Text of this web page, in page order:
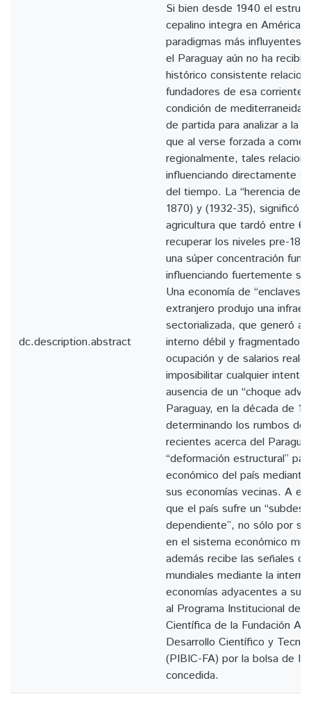
dc.description.abstract
Si bien desde 1940 el
cepalino integra en América
paradigmas más influyentes
el Paraguay aún no ha
histórico consistente
fundadores de esa corriente
condición de
de partida para analizar a la
que al verse forzada a
regionalmente, tales
influenciando directamente
del tiempo. La “herencia de
1870) y (1932-35), significó
agricultura que tardó entre
recuperar los niveles pre-
una súper concentración
influenciando fuertemente
Una economía de
extranjero produjo una
sectorializada, que generó a
interno débil y fragmentado,
ocupación y de salarios
imposibilitar cualquier
ausencia de un “choque
Paraguay, en la década de
determinando los rumbos
recientes acerca del
“deformación estructural”
económico del país
sus economías vecinas. A
que el país sufre un
dependiente”, no sólo por
en el sistema económico
además recibe las señales
mundiales mediante la
economías adyacentes a su
al Programa Institucional de
Científica de la Fundación
Desarrollo Científico y
(PIBIC-FA) por la bolsa de
concedida.